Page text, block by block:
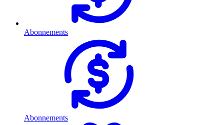
Abonnements
Abonnements